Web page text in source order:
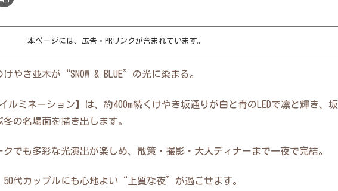
本ページには、広告・PRリンクが含まれています。
やき並木が“SNOW & BLUE”の光に染まる。
ルミネーション】は、約400m続くけやき坂通りが白と青のLEDで凛と輝き、坂
の名場面を描き出します。
でも多彩な光演出が楽しめ、散策・撮影・大人ディナーまで一夜で完結。
50代カップルにも心地よい“上質な夜”が過ごせます。